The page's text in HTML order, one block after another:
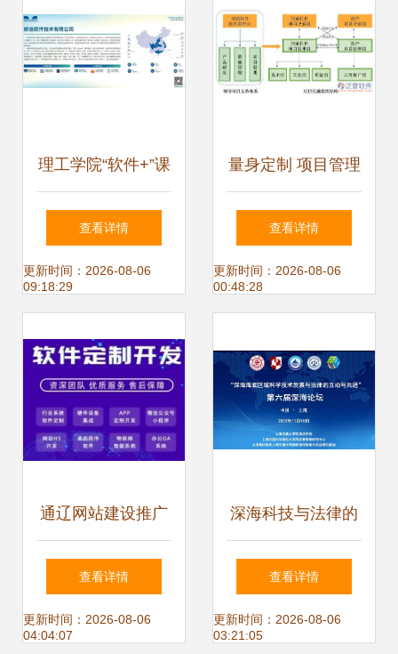
理工学院“软件+”课
程教学团队走进统
信软件广西分公
新篇章
查看详情
更新时间：2026-08-06
09:18:29
量身定制 项目管理
软件的技术研发与
技术推广服务标杆
查看详情
更新时间：2026-08-06
00:48:28
通辽网站建设推广
与软件技术研发服
务 驱动数字化转型
查看详情
更新时间：2026-08-06
04:04:07
深海科技与法律的
融合共进 第六届深
海论坛聚焦技术研
查看详情
更新时间：2026-08-06
03:21:05